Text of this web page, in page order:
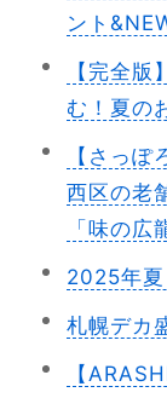
ント
【完全
む！夏の
【さっ
西区の老
「味の広
2025年夏
札幌デカ
【